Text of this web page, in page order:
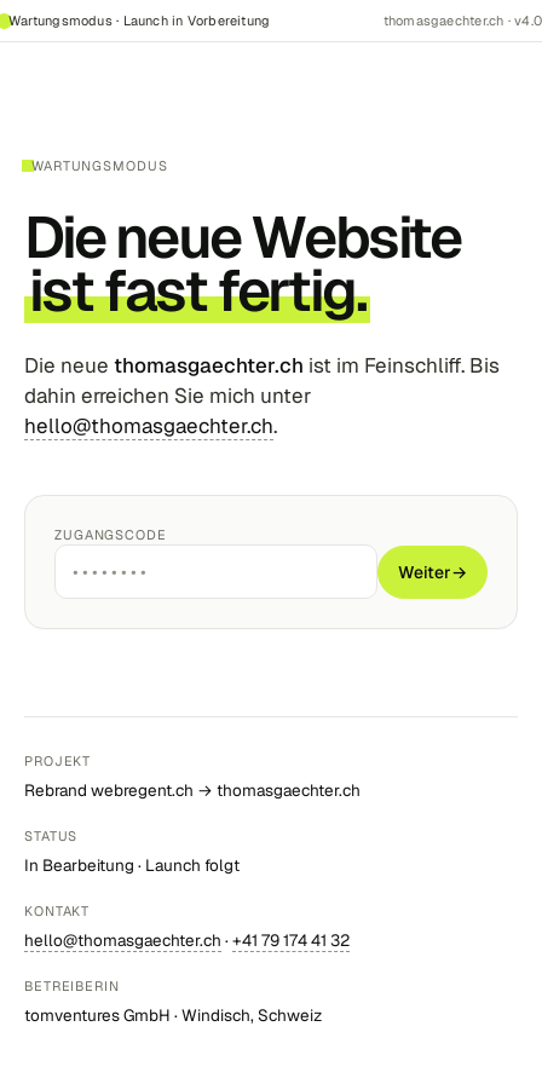
Wartungsmodus · Launch in Vorbereitung thomasgaechter.ch · v4.0
WARTUNGSMODUS
Die neue Website
ist fast fertig.
Die neue thomasgaechter.ch ist im Feinschliff. Bis
dahin erreichen Sie mich unter
hello@thomasgaechter.ch.
ZUGANGSCODE
Weiter→
PROJEKT
Rebrand webregent.ch → thomasgaechter.ch
STATUS
In Bearbeitung · Launch folgt
KONTAKT
hello@thomasgaechter.ch ·+41 79 174 41 32
BETREIBERIN
tomventures GmbH · Windisch, Schweiz